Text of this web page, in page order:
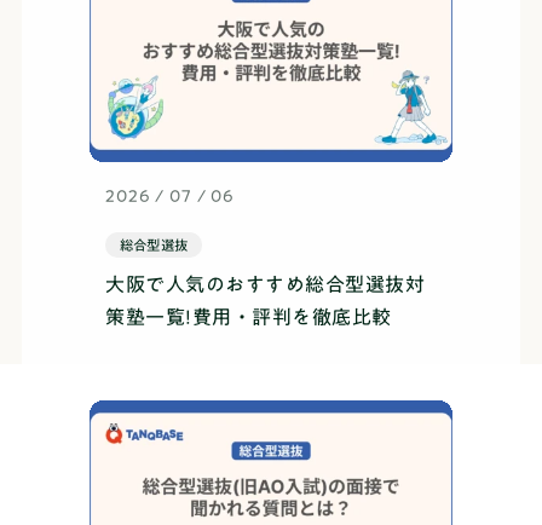
2026 / 07 / 06
総合型選抜
大阪で人気のおすすめ総合型選抜対
策塾一覧!費用・評判を徹底比較